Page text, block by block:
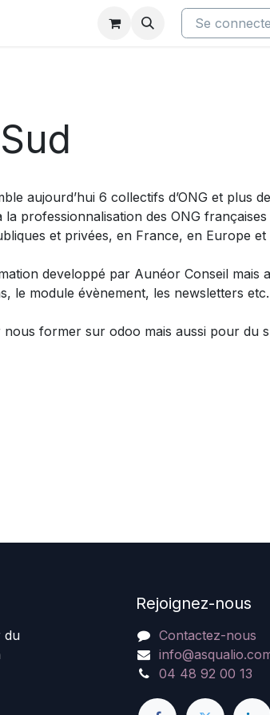
Evènements Nos cours
Se
aujourd’hui 6 collectifs d’ONG et plus
la professionnalisation des ONG
et privées, en France, en Europe et
developpé par Aunéor Conseil mais
le module évènement, les newsletters
former sur odoo mais aussi pour du
du
Rejoignez-nous
Contactez-nous
04 48 92 00 13